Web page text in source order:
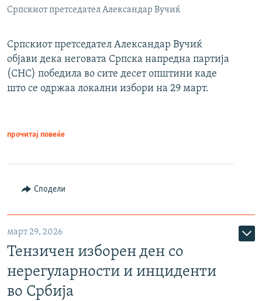
Српскиот претседател Александар Вучиќ
Српскиот претседател Александар Вучиќ
објави дека неговата Српска напредна партија
(СНС) победила во сите десет општини каде
што се одржаа локални избори на 29 март.
прочитај повеќе
Сподели
март 29, 2026
Тензичен изборен ден со
нерегуларности и инциденти
во Србија